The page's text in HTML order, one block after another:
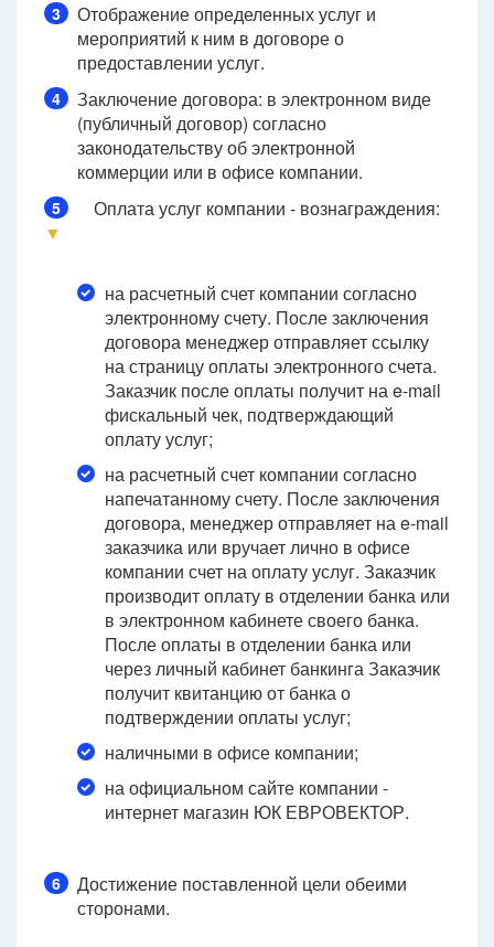
3
Отображение определенных услуг и
мероприятий к ним в договоре о
предоставлении услуг.
4
Заключение договора: в электронном виде
(публичный договор) согласно
законодательству об электронной
коммерции или в офисе компании.
5Оплата услуг компании - вознаграждения:
▼
на расчетный счет компании согласно
электронному счету. После заключения
договора менеджер отправляет ссылку
на страницу оплаты электронного счета.
Заказчик после оплаты получит на e-mail
фискальный чек, подтверждающий
оплату услуг;
на расчетный счет компании согласно
напечатанному счету. После заключения
договора, менеджер отправляет на e-mail
заказчика или вручает лично в офисе
компании счет на оплату услуг. Заказчик
производит оплату в отделении банка или
в электронном кабинете своего банка.
После оплаты в отделении банка или
через личный кабинет банкинга Заказчик
получит квитанцию от банка о
подтверждении оплаты услуг;
наличными в офисе компании;
на официальном сайте компании -
интернет магазин ЮК ЕВРОВЕКТОР.
6
Достижение поставленной цели обеими
сторонами.